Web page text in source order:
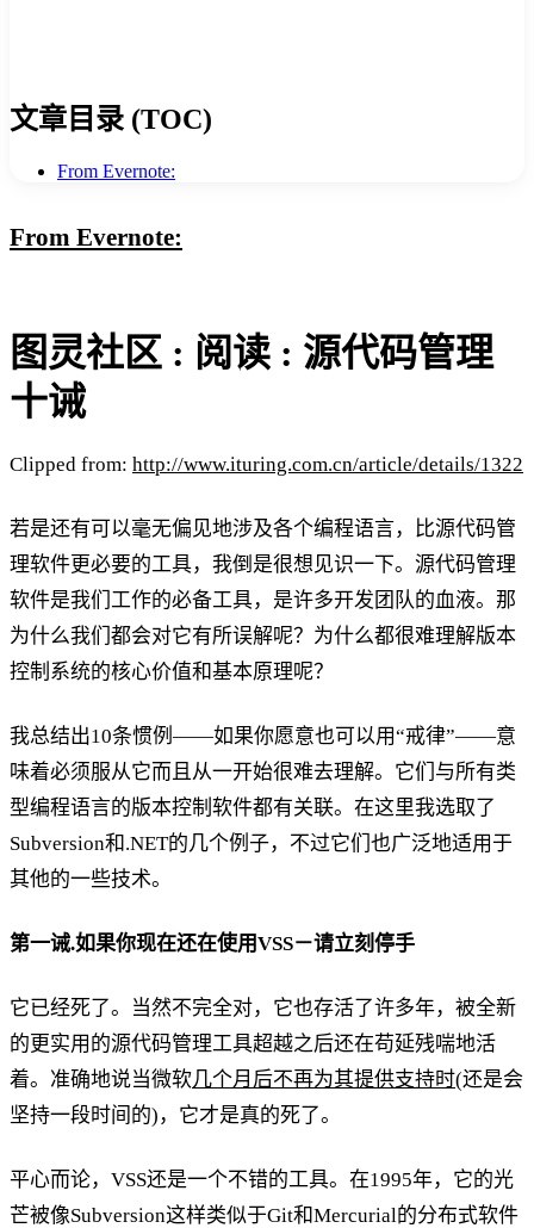
文章目录 (TOC)
From Evernote:
From Evernote:
图灵社区 : 阅读 : 源代码管理
十诫
Clipped from: http://www.ituring.com.cn/article/details/1322
若是还有可以毫无偏见地涉及各个编程语言，比源代码管
理软件更必要的工具，我倒是很想见识一下。源代码管理
软件是我们工作的必备工具，是许多开发团队的血液。那
为什么我们都会对它有所误解呢？为什么都很难理解版本
控制系统的核心价值和基本原理呢？
我总结出10条惯例——如果你愿意也可以用“戒律”——意
味着必须服从它而且从一开始很难去理解。它们与所有类
型编程语言的版本控制软件都有关联。在这里我选取了
Subversion和.NET的几个例子，不过它们也广泛地适用于
其他的一些技术。
第一诫.如果你现在还在使用VSS－请立刻停手
它已经死了。当然不完全对，它也存活了许多年，被全新
的更实用的源代码管理工具超越之后还在苟延残喘地活
着。准确地说当微软几个月后不再为其提供支持时(还是会
坚持一段时间的)，它才是真的死了。
平心而论，VSS还是一个不错的工具。在1995年，它的光
芒被像Subversion这样类似于Git和Mercurial的分布式软件